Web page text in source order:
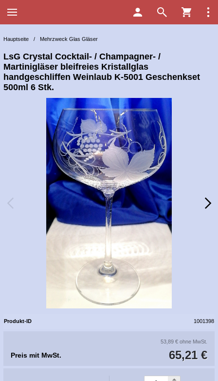
Hauptseite / Mehrzweck Glas Gläser
LsG Crystal Cocktail- / Champagner- /
Martinigläser bleifreies Kristallglas
handgeschliffen Weinlaub K-5001 Geschenkset
500ml 6 Stk.
Produkt-ID 1001398
53,89 € ohne MwSt.
65,21 €
Preis mit MwSt.